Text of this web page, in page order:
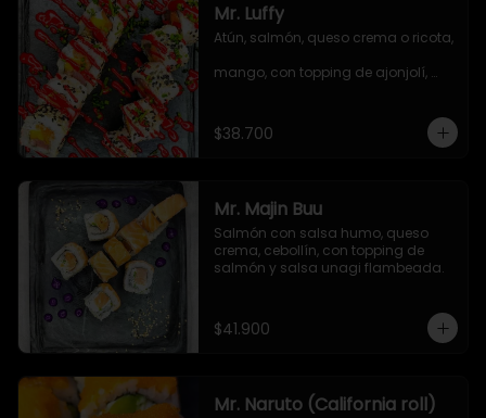
Mr. Luffy
Atún, salmón, queso crema o ricota,
mango, con topping de ajonjolí,
$38.700
Mr. Majin Buu
Salmón con salsa humo, queso
crema, cebollín, con topping de
salmón y salsa unagi flambeada.
$41.900
Mr. Naruto (California roll)